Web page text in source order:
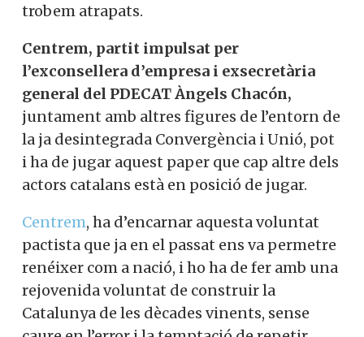
trobem atrapats.
Centrem, partit impulsat per
l’exconsellera d’empresa i exsecretària
general del PDECAT Àngels Chacón,
juntament amb altres figures de l’entorn de
la ja desintegrada Convergència i Unió, pot
i ha de jugar aquest paper que cap altre dels
actors catalans està en posició de jugar.
Centrem, ha d’encarnar aquesta voluntat
pactista que ja en el passat ens va permetre
renéixer com a nació, i ho ha de fer amb una
rejovenida voluntat de construir la
Catalunya de les dècades vinents, sense